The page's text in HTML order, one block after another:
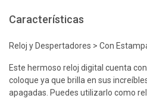
Características
Reloj y Despertadores > Con
Este hermoso reloj digital cuenta
coloque ya que brilla en sus
apagadas. Puedes utilizarlo como